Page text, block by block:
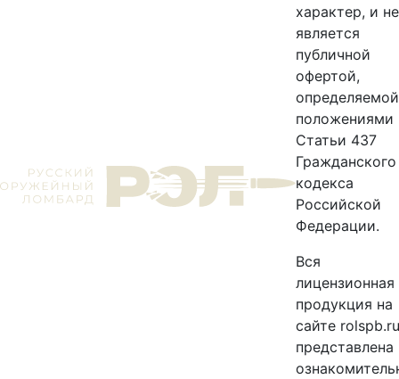
характер, и не
является
публичной
офертой,
определяемой
положениями
Статьи 437
Гражданского
кодекса
Российской
Федерации.
Вся
лицензионная
продукция на
сайте rolspb.ru
представлена